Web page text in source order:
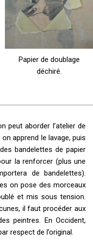
Papier de doublage
déchiré.
peut aborder l’atelier de
apprend le lavage, puis
bandelettes de papier
la renforcer (plus une
de bandelettes).
on pose des morceaux
et mis sous tension.
il faut procéder aux
peintres. En Occident,
respect de l’original.